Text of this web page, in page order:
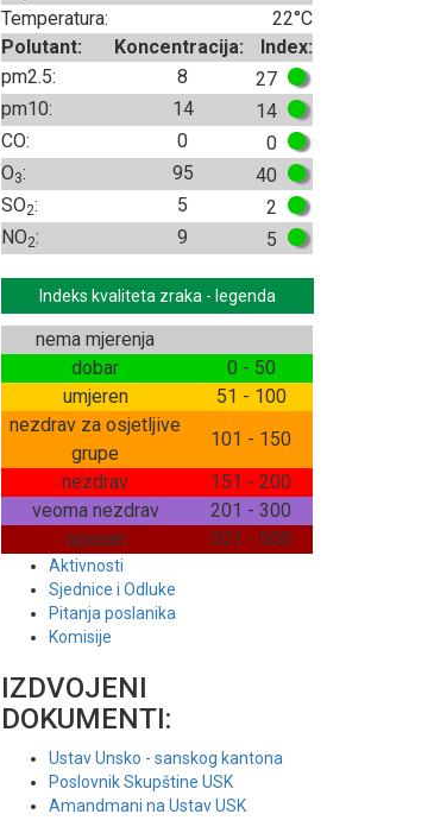
Temperatura:
22°C
Polutant:
Koncentracija:
Index:
pm2.5:
8
27
pm10:
14
14
CO:
0
0
O3: 95
40
SO2: 5
2
NO2: 9 5
Indeks kvaliteta zraka - legenda
nema mjerenja
dobar
0 - 50
umjeren
51 - 100
nezdrav za osjetljive
grupe
101 - 150
nezdrav
151 - 200
veoma nezdrav
201 - 300
opasan
301 - 500
Aktivnosti
Sjednice i Odluke
Pitanja poslanika
Komisije
IZDVOJENI
DOKUMENTI:
Ustav Unsko - sanskog kantona
Poslovnik Skupštine USK
Amandmani na Ustav USK